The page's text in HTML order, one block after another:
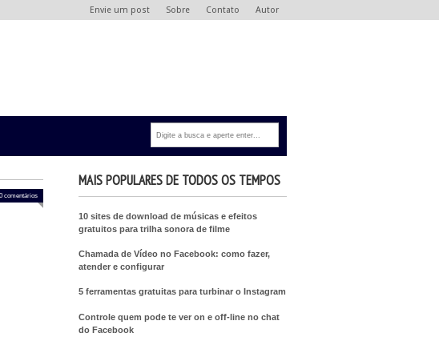
Envie um post Sobre Contato Autor
0 comentários
MAIS POPULARES DE TODOS OS TEMPOS
10 sites de download de músicas e efeitos
gratuitos para trilha sonora de filme
Chamada de Vídeo no Facebook: como fazer,
atender e configurar
5 ferramentas gratuitas para turbinar o Instagram
Controle quem pode te ver on e off-line no chat
do Facebook